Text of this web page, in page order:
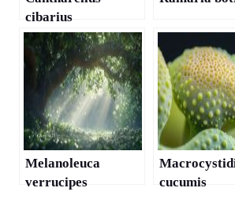
cibarius
Melanoleuca
verrucipes
cucumis